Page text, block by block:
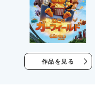
作品を見る